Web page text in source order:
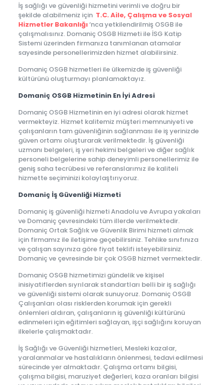
İş sağlığı ve güvenliği hizmetini verimli ve doğru bir
şekilde alabilmeniz için T.C. Aile, Çalışma ve Sosyal
Hizmetler Bakanlığı‘nca yetkilendirilmiş OSGB ile
çalışmalısınız. Domaniç OSGB Hizmeti ile İSG Katip
Sistemi üzerinden firmanıza tanımlanan atamalar
sayesinde personellerimizden hizmet alabilirsiniz.
Domaniç OSGB hizmetleri ile ülkemizde iş güvenliği
kültürünü oluşturmayı planlamaktayız.
Domaniç OSGB Hizmetinin En İyi Adresi
Domaniç OSGB Hizmetinin en iyi adresi olarak hizmet
vermekteyiz. Hizmet kalitemiz müşteri memnuniyeti ve
çalışanların tam güvenliğinin sağlanması ile iş yerinizde
güven ortamı oluşturarak verilmektedir. İş güvenliği
uzmanı belgeleri, iş yeri hekimi belgeleri ve diğer sağlık
personeli belgelerine sahip deneyimli personellerimiz ile
geniş saha tecrübesi ve referanslarımız ile kaliteli
hizmette seçiminizi kolaylaştırıyoruz.
Domaniç İş Güvenliği Hizmeti
Domaniç iş güvenliği hizmeti Anadolu ve Avrupa yakaları
ve Domaniç çevresindeki tüm illerde verilmektedir.
Domaniç Ortak Sağlık ve Güvenlik Birimi hizmeti almak
için firmamız ile iletişime geçebilirsiniz. Tehlike sınıfınıza
ve çalışan sayınıza göre fiyat teklifi isteyebilirsiniz.
Domaniç ve çevresinde bir çok OSGB hizmet vermektedir.
Domaniç OSGB hizmetimizi gündelik ve kişisel
inisiyatiflerden sıyrılarak standartları belli bir iş sağlığı
ve güvenliği sistemi olarak sunuyoruz. Domaniç OSGB
Çalışanları olası risklerden korumak için gerekli
önlemleri aldıran, çalışanların iş güvenliği kültürünü
edinmeleri için eğitimleri sağlayan, işçi sağlığını koruyan
ilkelerle çalışmaktadır.
İş Sağlığı ve Güvenliği hizmetleri, Mesleki kazalar,
yaralanmalar ve hastalıkların önlenmesi, tedavi edilmesi
sürecinde yer almaktadır. Çalışma ortamı bilgisi,
çalışma bilgisi, maruziyet değerleri, kaza oranları bilgisi